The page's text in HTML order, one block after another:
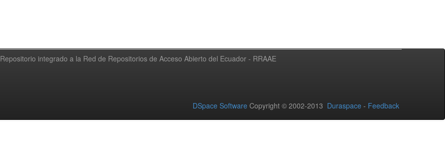
Repositorio integrado a la Red de Repositorios de Acceso Abierto del Ecuador - RRAAE
DSpace Software Copyright © 2002-2013 Duraspace - Feedback